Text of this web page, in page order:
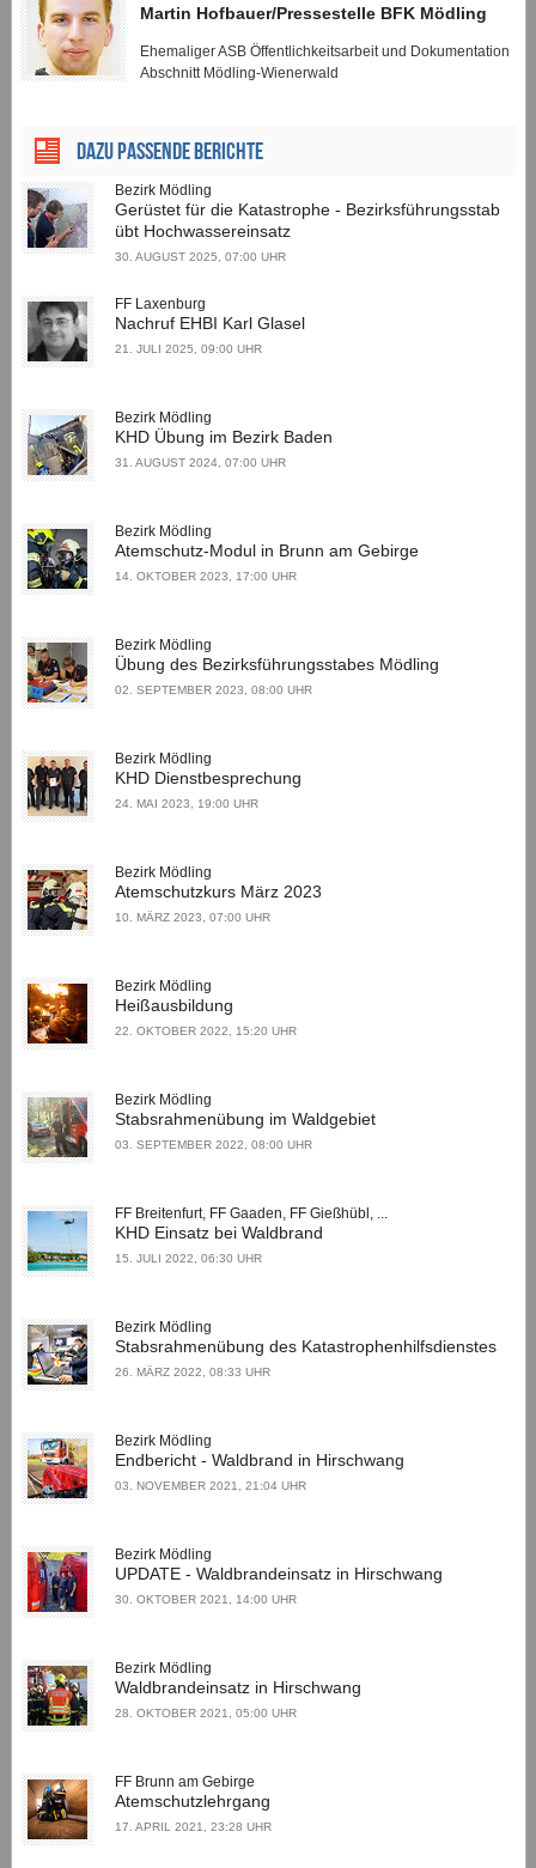
Martin Hofbauer/Pressestelle BFK Mödling
Ehemaliger ASB Öffentlichkeitsarbeit und Dokumentation
Abschnitt Mödling-Wienerwald
Dazu passende Berichte
Bezirk Mödling
Gerüstet für die Katastrophe - Bezirksführungsstab
übt Hochwassereinsatz
30. AUGUST 2025, 07:00 UHR
FF Laxenburg
Nachruf EHBI Karl Glasel
21. JULI 2025, 09:00 UHR
Bezirk Mödling
KHD Übung im Bezirk Baden
31. AUGUST 2024, 07:00 UHR
Bezirk Mödling
Atemschutz-Modul in Brunn am Gebirge
14. OKTOBER 2023, 17:00 UHR
Bezirk Mödling
Übung des Bezirksführungsstabes Mödling
02. SEPTEMBER 2023, 08:00 UHR
Bezirk Mödling
KHD Dienstbesprechung
24. MAI 2023, 19:00 UHR
Bezirk Mödling
Atemschutzkurs März 2023
10. MÄRZ 2023, 07:00 UHR
Bezirk Mödling
Heißausbildung
22. OKTOBER 2022, 15:20 UHR
Bezirk Mödling
Stabsrahmenübung im Waldgebiet
03. SEPTEMBER 2022, 08:00 UHR
FF Breitenfurt, FF Gaaden, FF Gießhübl, ...
KHD Einsatz bei Waldbrand
15. JULI 2022, 06:30 UHR
Bezirk Mödling
Stabsrahmenübung des Katastrophenhilfsdienstes
26. MÄRZ 2022, 08:33 UHR
Bezirk Mödling
Endbericht - Waldbrand in Hirschwang
03. NOVEMBER 2021, 21:04 UHR
Bezirk Mödling
UPDATE - Waldbrandeinsatz in Hirschwang
30. OKTOBER 2021, 14:00 UHR
Bezirk Mödling
Waldbrandeinsatz in Hirschwang
28. OKTOBER 2021, 05:00 UHR
FF Brunn am Gebirge
Atemschutzlehrgang
17. APRIL 2021, 23:28 UHR